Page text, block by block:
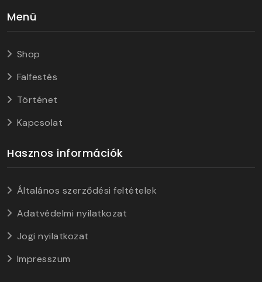
Menü
Shop
Falfestés
Történet
Kapcsolat
Hasznos információk
Általános szerződési feltételek
Adatvédelmi nyilatkozat
Jogi nyilatkozat
Impresszum